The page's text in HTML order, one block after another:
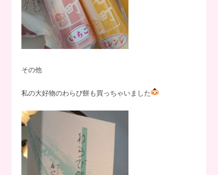
その他
私の大好物のわらび餅も買っちゃいました